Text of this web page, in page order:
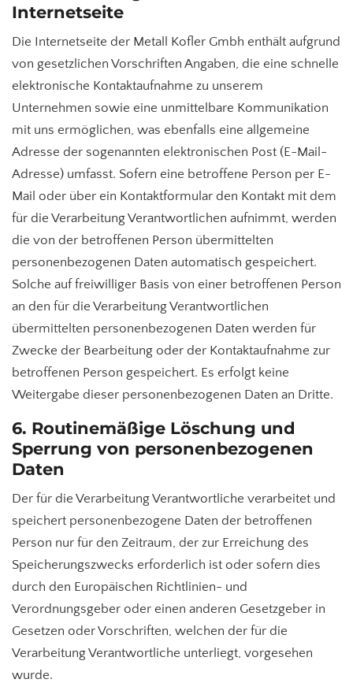
Internetseite
Die Internetseite der Metall Kofler Gmbh enthält aufgrund
von gesetzlichen Vorschriften Angaben, die eine schnelle
elektronische Kontaktaufnahme zu unserem
Unternehmen sowie eine unmittelbare Kommunikation
mit uns ermöglichen, was ebenfalls eine allgemeine
Adresse der sogenannten elektronischen Post (E-Mail-
Adresse) umfasst. Sofern eine betroffene Person per E-
Mail oder über ein Kontaktformular den Kontakt mit dem
für die Verarbeitung Verantwortlichen aufnimmt, werden
die von der betroffenen Person übermittelten
personenbezogenen Daten automatisch gespeichert.
Solche auf freiwilliger Basis von einer betroffenen Person
an den für die Verarbeitung Verantwortlichen
übermittelten personenbezogenen Daten werden für
Zwecke der Bearbeitung oder der Kontaktaufnahme zur
betroffenen Person gespeichert. Es erfolgt keine
Weitergabe dieser personenbezogenen Daten an Dritte.
6. Routinemäßige Löschung und
Sperrung von personenbezogenen
Daten
Der für die Verarbeitung Verantwortliche verarbeitet und
speichert personenbezogene Daten der betroffenen
Person nur für den Zeitraum, der zur Erreichung des
Speicherungszwecks erforderlich ist oder sofern dies
durch den Europäischen Richtlinien- und
Verordnungsgeber oder einen anderen Gesetzgeber in
Gesetzen oder Vorschriften, welchen der für die
Verarbeitung Verantwortliche unterliegt, vorgesehen
wurde.